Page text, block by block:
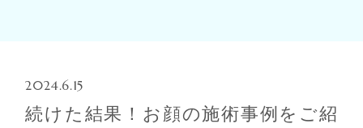
2024.6.15
続けた結果！お顔の施術事例をご紹